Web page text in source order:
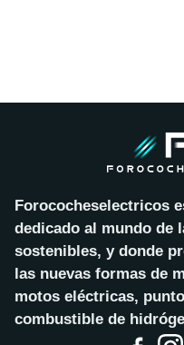
Forococheselectricos
dedicado al mundo de
sostenibles, y donde
las nuevas formas de
motos eléctricas,
combustible de